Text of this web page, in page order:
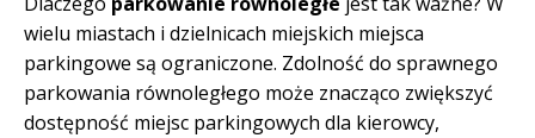
wielu miastach i dzielnicach miejskich miejsca
parkingowe są ograniczone. Zdolność do sprawnego
parkowania równoległego może znacząco zwiększyć
dostępność miejsc parkingowych dla kierowcy,